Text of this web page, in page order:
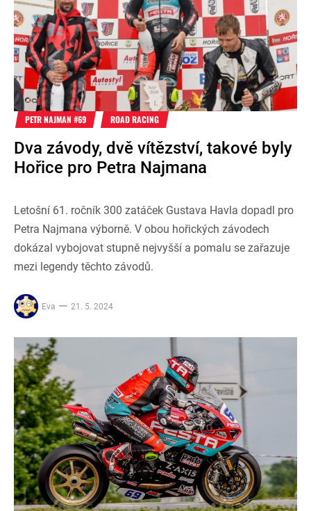
PETR NAJMAN #69 ROAD RACING
Dva závody, dvě vítězství, takové byly
Hořice pro Petra Najmana
Letošní 61. ročník 300 zatáček Gustava Havla dopadl pro
Petra Najmana výborně. V obou hořických závodech
dokázal vybojovat stupně nejvyšší a pomalu se zařazuje
mezi legendy těchto závodů.
Eva 21. 5. 2024